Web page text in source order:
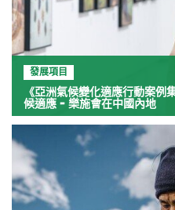
發展項目
《亞洲氣候變化適應行動案
候適應 - 樂施會在中國內地